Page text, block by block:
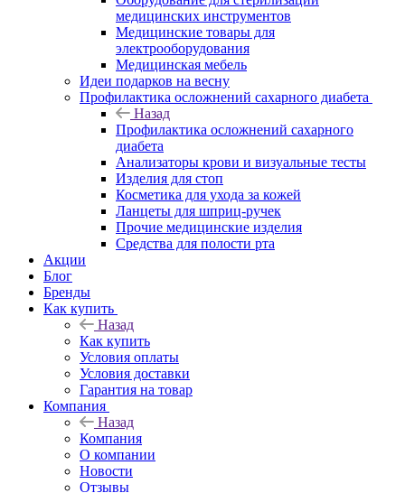
медицинских инструментов
Медицинские товары для
электрооборудования
Медицинская мебель
Идеи подарков на весну
Профилактика осложнений сахарного диабета
Назад
Профилактика осложнений сахарного
диабета
Анализаторы крови и визуальные тесты
Изделия для стоп
Косметика для ухода за кожей
Ланцеты для шприц-ручек
Прочие медицинские изделия
Средства для полости рта
Акции
Блог
Бренды
Как купить
Назад
Как купить
Условия оплаты
Условия доставки
Гарантия на товар
Компания
Назад
Компания
О компании
Новости
Отзывы